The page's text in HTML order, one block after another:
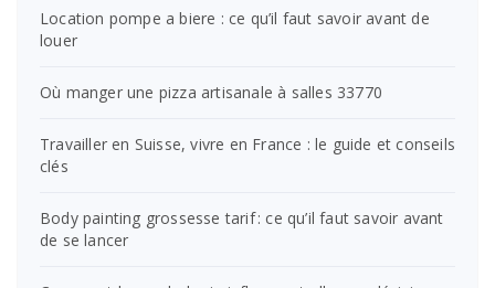
Location pompe a biere : ce qu’il faut savoir avant de
louer
Où manger une pizza artisanale à salles 33770
Travailler en Suisse, vivre en France : le guide et conseils
clés
Body painting grossesse tarif : ce qu’il faut savoir avant
de se lancer